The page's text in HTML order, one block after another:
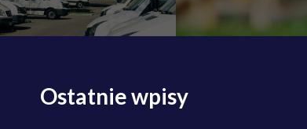
Ostatnie wpisy